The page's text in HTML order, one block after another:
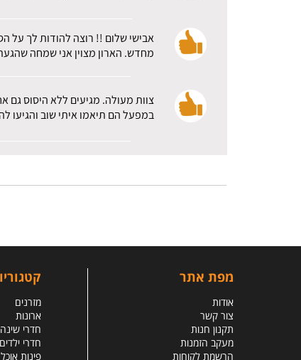
אבישי שלום !! רוצה להודות לך על
מחדש. הארון מצוין אני שמחה
צוות מעולה. מגיעים ללא היסוס גם
במפעל הם תיאמו איתי שוב והגיעו
מפת אתר
אודות
צור קשר
תקנון חנות
מעקב הזמנות
הרשמת לקוחות
מזרנים
ארונות
חדרי שינה
חדרי ילדים
פינות אוכל